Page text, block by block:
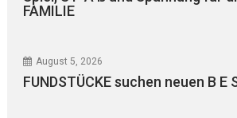
FAMILIE
August 5, 2026
FUNDSTÜCKE suchen neuen B E